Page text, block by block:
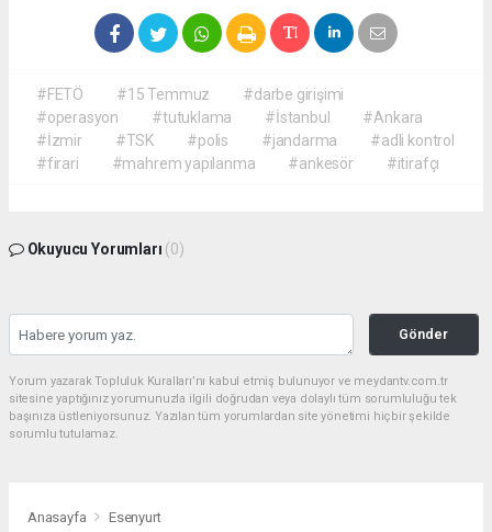
#FETÖ #15 Temmuz
#darbe girişimi
#operasyon
#tutuklama #İstanbul
#Ankara
#İzmir
#TSK #polis #jandarma
#adli kontrol
#firari
#mahrem yapılanma #ankesör #itirafçı
Okuyucu Yorumları (0)
Gönder
Yorum yazarak Topluluk Kuralları’nı kabul etmiş bulunuyor ve meydantv.com.tr
sitesine yaptığınız yorumunuzla ilgili doğrudan veya dolaylı tüm sorumluluğu tek
başınıza üstleniyorsunuz. Yazılan tüm yorumlardan site yönetimi hiçbir şekilde
sorumlu tutulamaz.
Anasayfa Esenyurt